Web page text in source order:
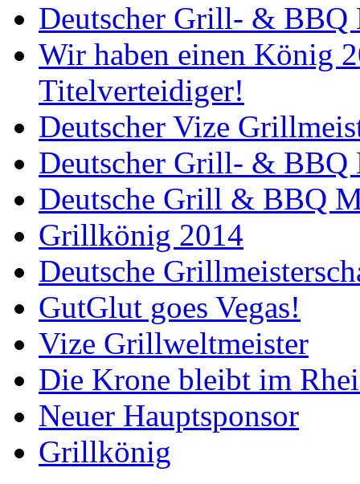
Deutscher Grill- & BBQ
Wir haben einen König
Titelverteidiger!
Deutscher Vize
Deutscher Grill- & BBQ
Deutsche Grill & BBQ
Grillkönig 2014
Deutsche
GutGlut goes Vegas!
Vize Grillweltmeister
Die Krone bleibt im
Neuer Hauptsponsor
Grillkönig